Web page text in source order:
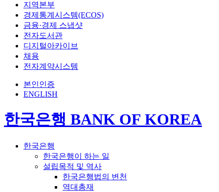
지역본부
경제통계시스템(ECOS)
금융·경제 스냅샷
전자도서관
디지털아카이브
채용
전자계약시스템
본인인증
ENGLISH
한국은행 BANK OF KOREA
한국은행
한국은행이 하는 일
설립목적 및 역사
한국은행법의 변천
역대총재